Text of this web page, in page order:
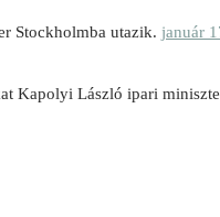
Stockholmba utazik. január
Kapolyi László ipari